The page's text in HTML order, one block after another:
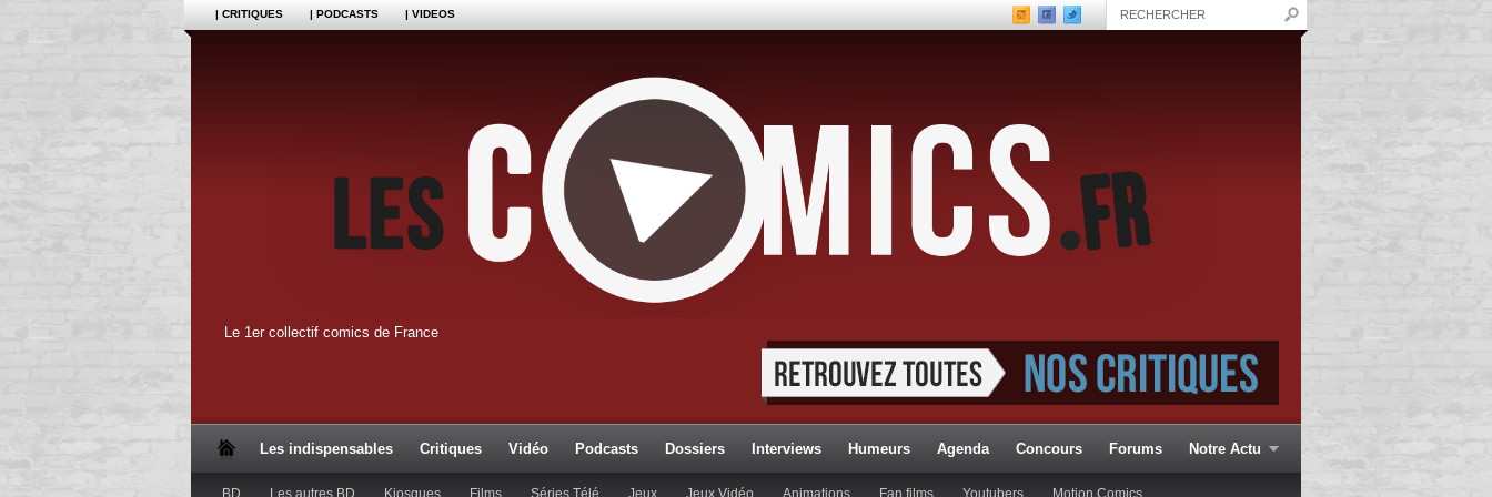
| CRITIQUES | PODCASTS | VIDEOS
Le 1er collectif comics de France
Les indispensables Critiques Vidéo Podcasts Dossiers Interviews Humeurs Agenda Concours Forums Notre Actu
BD Les autres BD Kiosques Films Séries Télé Jeux Jeux Vidéo Animations Fan films Youtubers Motion Comics